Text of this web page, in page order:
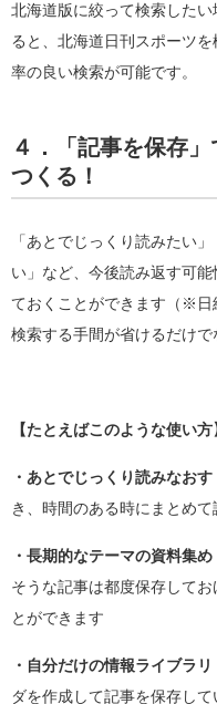
北海道版に絞って検索した
ると、北海道日刊スポーツ
率の良い検索が可能です。
４．「記事を保存
つくる！
「あとでじっくり読みたい
い」など、今後読み返す可
ておくことができます（※日
検索する手間が省けるだけで
【たとえばこのような使い方
・あとでじっくり読みなおす
き、時間のある時にまとめ
・長期的なテーマの資料集め
そうな記事は都度保存して
とができます
・自分だけの情報ライブラリ
ダを作成して記事を保存し